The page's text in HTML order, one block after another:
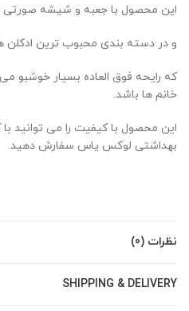
این محصول با جعبه و شیشه
و در دسته بندی محبوب ترین ادکلن
که رایحه فوق العاده بسیار خوشبو
خانم ها باشد.
این محصول با کیفیت را می توانید
بهداشتی لوکس یاس سفارش دهید.
نظرات (0)
SHIPPING & DELIVERY